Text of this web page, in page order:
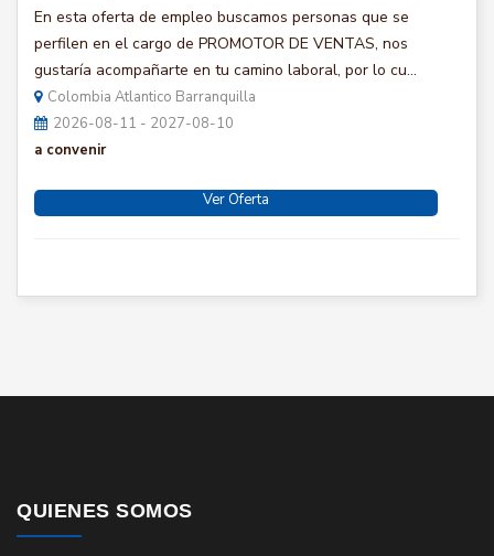
En esta oferta de empleo buscamos personas que se
perfilen en el cargo de PROMOTOR DE VENTAS, nos
gustaría acompañarte en tu camino laboral, por lo cu...
Colombia Atlantico Barranquilla
2026-08-11 - 2027-08-10
a convenir
Ver Oferta
QUIENES SOMOS